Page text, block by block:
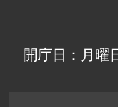
開庁日：月曜